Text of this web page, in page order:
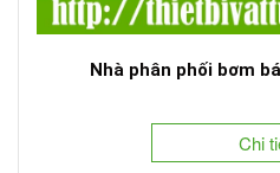
Nhà phân phối bơm
Chi